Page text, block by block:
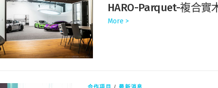
HARO-Parquet-複合實
More >